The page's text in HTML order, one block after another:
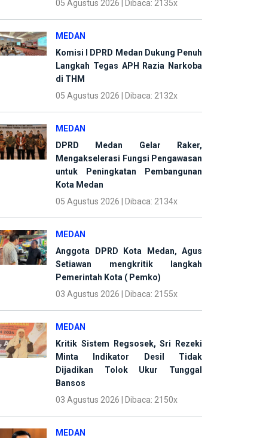
05 Agustus 2026 | Dibaca: 2135x
MEDAN
Komisi I DPRD Medan Dukung Penuh
Langkah Tegas APH Razia Narkoba
di THM
05 Agustus 2026 | Dibaca: 2132x
MEDAN
DPRD Medan Gelar Raker,
Mengakselerasi Fungsi Pengawasan
untuk Peningkatan Pembangunan
Kota Medan
05 Agustus 2026 | Dibaca: 2134x
MEDAN
Anggota DPRD Kota Medan, Agus
Setiawan mengkritik langkah
Pemerintah Kota ( Pemko)
03 Agustus 2026 | Dibaca: 2155x
MEDAN
Kritik Sistem Regsosek, Sri Rezeki
Minta Indikator Desil Tidak
Dijadikan Tolok Ukur Tunggal
Bansos
03 Agustus 2026 | Dibaca: 2150x
MEDAN